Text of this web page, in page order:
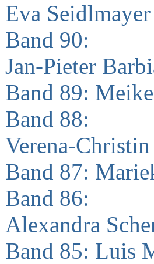
Eva
Band 90:
Jan-Pieter
Band 89:
Band 88:
Verena-
Band 87:
Band 86:
Alexandra
Band 85: Luis